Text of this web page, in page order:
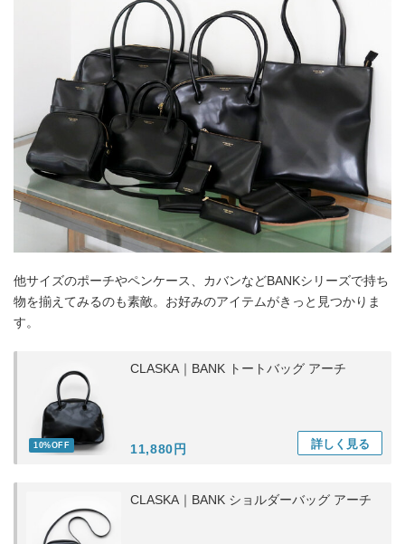
他サイズのポーチやペンケース、カバンなどBANKシリーズで持ち
物を揃えてみるのも素敵。お好みのアイテムがきっと見つかりま
す。
10%OFF
CLASKA｜BANK トートバッグ アーチ
11,880円 詳しく 見る
CLASKA｜BANK ショルダーバッグ アーチ